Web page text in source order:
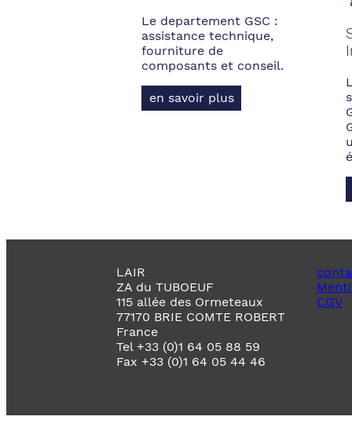
Le departement GSC :
assistance technique,
fourniture de
composants et conseil.
en savoir plus
LAIR
ZA du TUBOEUF
115 allée des Ormeteaux
77170 BRIE COMTE ROBERT
France
Tel +33 (0)1 64 05 88 59
Fax +33 (0)1 64 05 44 46
CGV